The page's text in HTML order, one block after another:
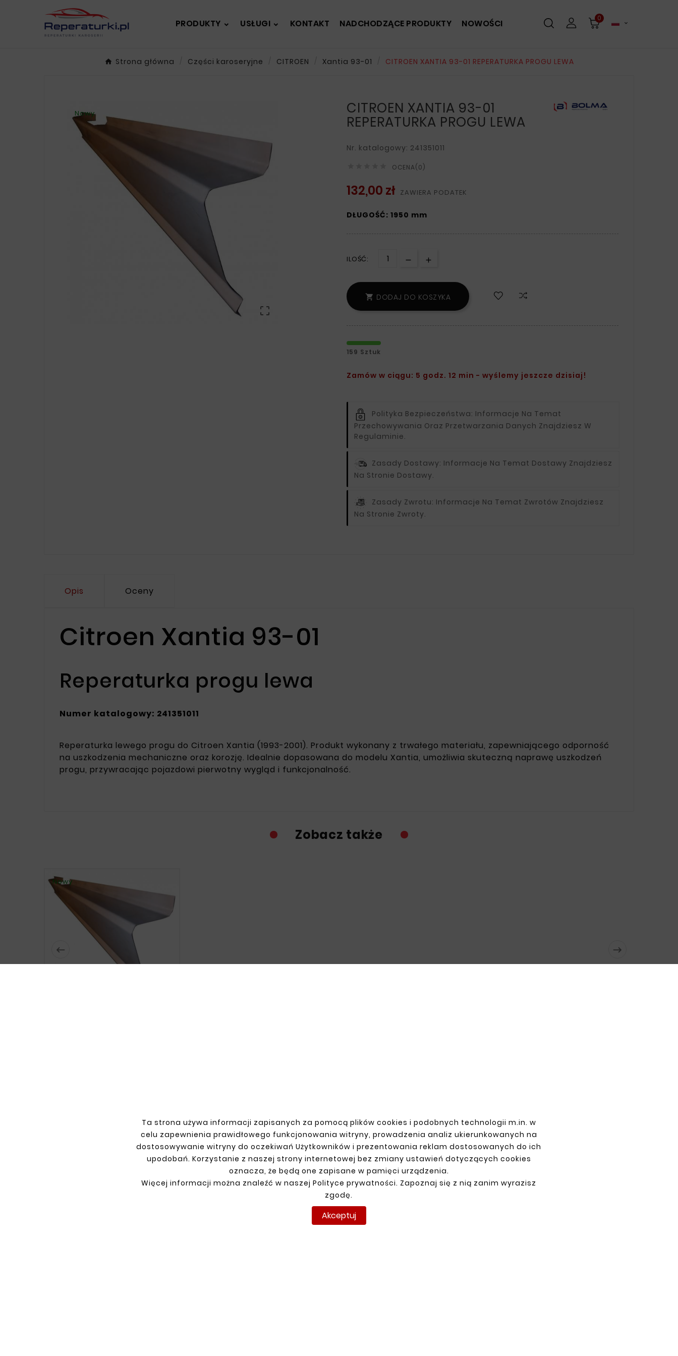
Ta strona używa informacji zapisanych za pomocą plików cookies i podobnych technologii m.in. w
celu zapewnienia prawidłowego funkcjonowania witryny, prowadzenia analiz ukierunkowanych na
dostosowywanie witryny do oczekiwań Użytkowników i prezentowania reklam dostosowanych do ich
upodobań. Korzystanie z naszej strony internetowej bez zmiany ustawień dotyczących cookies
oznacza, że będą one zapisane w pamięci urządzenia.
Więcej informacji można znaleźć w naszej Polityce prywatności. Zapoznaj się z nią zanim wyrazisz
zgodę.
Akceptuj
PRODUKTY USŁUGI KONTAKT NADCHODZĄCE PRODUKTY NOWOŚCI 0

Strona główna Części karoseryjne CITROEN Xantia 93-01 CITROEN XANTIA 93-01 REPERATURKA PROGU LEWA
Nowy

CITROEN XANTIA 93-01
REPERATURKA PROGU LEWA
Nr. katalogowy: 241351011
OCENA(0)
132,00 zł ZAWIERA PODATEK
DŁUGOŚĆ: 1950 mm
ILOŚĆ:
 DODAJ DO KOSZYKA
159 Sztuk
Zamów w ciągu: 5 godz. 12 min - wyślemy jeszcze dzisiaj!
Polityka Bezpieczeństwa: Informacje Na Temat
Przechowywania Oraz Przetwarzania Danych Znajdziesz W
Regulaminie.
Zasady Dostawy: Informacje Na Temat Dostawy Znajdziesz
Na Stronie Dostawy.
Zasady Zwrotu: Informacje Na Temat Zwrotów Znajdziesz
Na Stronie Zwroty.
Opis Oceny
Citroen Xantia 93-01
Reperaturka progu lewa
Numer katalogowy: 241351011
Reperaturka lewego progu do Citroen Xantia (1993-2001). Produkt wykonany z trwałego materiału, zapewniającego odporność
na uszkodzenia mechaniczne oraz korozję. Idealnie dopasowana do modelu Xantia, umożliwia skuteczną naprawę uszkodzeń
progu, przywracając pojazdowi pierwotny wygląd i funkcjonalność.
Zobacz także
 
Nowy
TWOJE KONTO
Logowanie
Rejestracja
Zwroty
DOSTAWA PŁATNOŚCI